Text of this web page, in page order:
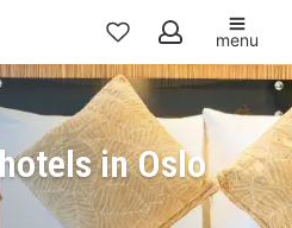
Mijn
favorieten
menu
in Oslo